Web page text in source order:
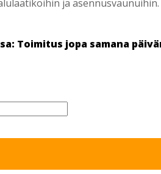
ja asennusvaunuihin.
Toimitus jopa samana